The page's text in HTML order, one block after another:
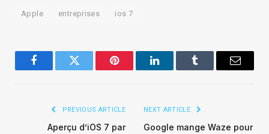
Apple entreprises ios 7
FacebookTwitter Pinterest LinkedInTumblr Email
PREVIOUS ARTICLE
Aperçu d’iOS 7 par
NEXT ARTICLE
Google mange Waze pour